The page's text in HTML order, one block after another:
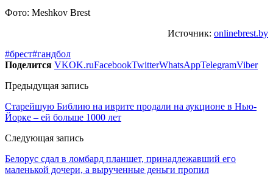
Фото: Meshkov Brest
Источник: onlinebrest.by
#брест#гандбол
Поделится VKOK.ruFacebookTwitterWhatsAppTelegramViber
Предыдущая запись
Старейшую Библию на иврите продали на аукционе в Нью-
Йорке – ей больше 1000 лет
Следующая запись
Белорус сдал в ломбард планшет, принадлежавший его
маленькой дочери, а вырученные деньги пропил